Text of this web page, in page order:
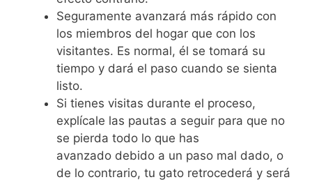
Seguramente avanzará más rápido con
los miembros del hogar que con los
visitantes. Es normal, él se tomará su
tiempo y dará el paso cuando se sienta
listo.
Si tienes visitas durante el proceso,
explícale las pautas a seguir para que no
se pierda todo lo que has
avanzado debido a un paso mal dado, o
de lo contrario, tu gato retrocederá y será